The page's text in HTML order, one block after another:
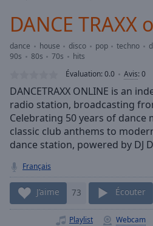
Loaded:
TypeLIVE
Seek to
live,
currently
behind
liveLIVE
Time-
1x
DANCE TRAXX
dance house disco pop techno
90s
80s 70s
hits
Évaluation:0.0 Avis:0
DANCETRAXX ONLINE is an
radio station, broadcasting
Celebrating 50 years of dance
classic club anthems to
dance station, powered by DJ
Français
J’aime 73 Écouter
Playlist Webcam